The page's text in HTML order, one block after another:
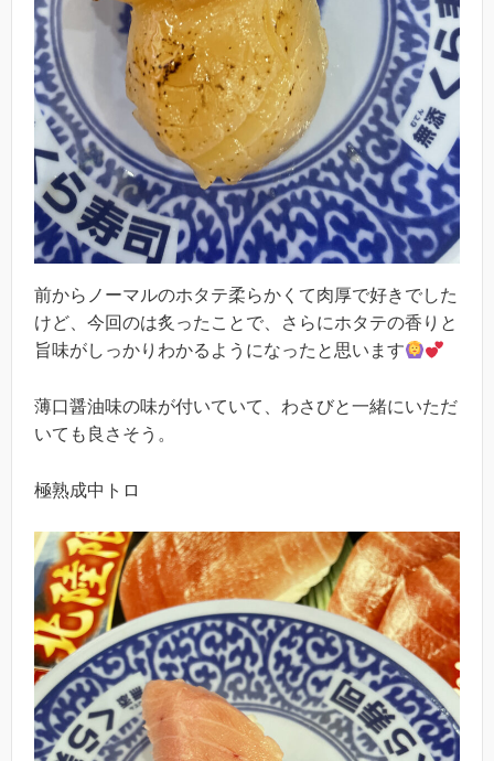
前からノーマルのホタテ柔らかくて肉厚で好きでした
けど、今回のは炙ったことで、さらにホタテの香りと
旨味がしっかりわかるようになったと思います
薄口醤油味の味が付いていて、わさびと一緒にいただ
いても良さそう。
極熟成中トロ